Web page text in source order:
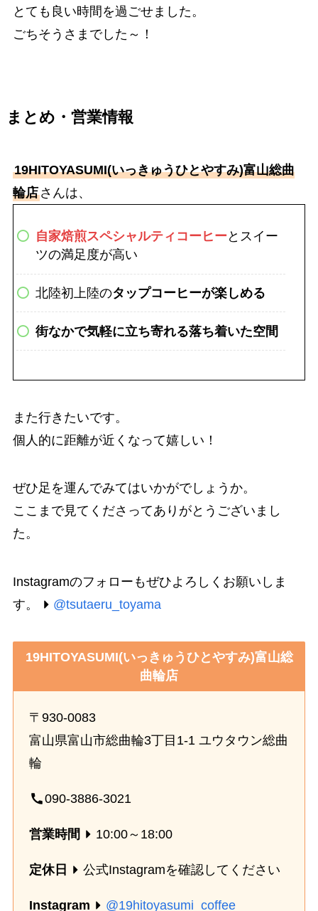
とても良い時間を過ごせました。
ごちそうさまでした～！
まとめ・営業情報
19HITOYASUMI(いっきゅうひとやすみ)富山総曲
輪店さんは、
自家焙煎スペシャルティコーヒー とスイー
ツの満足度が高い
北陸初上陸のタップコーヒーが楽しめる
街なかで気軽に立ち寄れる落ち着いた空間
また行きたいです。
個人的に距離が近くなって嬉しい！
ぜひ足を運んでみてはいかがでしょうか。
ここまで見てくださってありがとうございまし
た。
Instagramのフォローもぜひよろしくお願いしま
す。
@tsutaeru_toyama
19HITOYASUMI(いっきゅうひとやすみ)富山総
曲輪店
〒930-0083
富山県富山市総曲輪3丁目1-1 ユウタウン総曲
輪
090-3886-3021
営業時間 10:00～18:00
定休日 公式Instagramを確認してください
Instagram @19hitoyasumi_coffee